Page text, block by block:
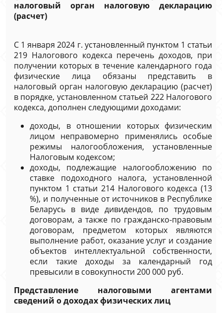
налоговый орган налоговую декларацию
(расчет)
С 1 января 2024 г. установленный пунктом 1 статьи
219 Налогового кодекса перечень доходов, при
получении которых в течение календарного года
физические лица обязаны представить в
налоговый орган налоговую декларацию (расчет)
в порядке, установленном статьей 222 Налогового
кодекса, дополнен следующими доходами:
доходы, в отношении которых физическим
лицом неправомерно применялись особые
режимы налогообложения, установленные
Налоговым кодексом;
доходы, подлежащие налогообложению по
ставке подоходного налога, установленной
пунктом 1 статьи 214 Налогового кодекса (13
%), и полученные от источников в Республике
Беларусь в виде дивидендов, по трудовым
договорам, а также по гражданско-правовым
договорам, предметом которых являются
выполнение работ, оказание услуг и создание
объектов интеллектуальной собственности,
если такие доходы за календарный год
превысили в совокупности 200 000 руб.
Представление налоговыми агентами
сведений о доходах физических лиц